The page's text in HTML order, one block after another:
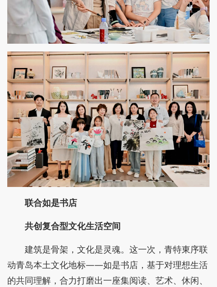
联合如是书店
共创复合型文化生活空间
建筑是骨架，文化是灵魂。这一次，青特東序联
动青岛本土文化地标——如是书店，基于对理想生活
的共同理解，合力打磨出一座集阅读、艺术、休闲、